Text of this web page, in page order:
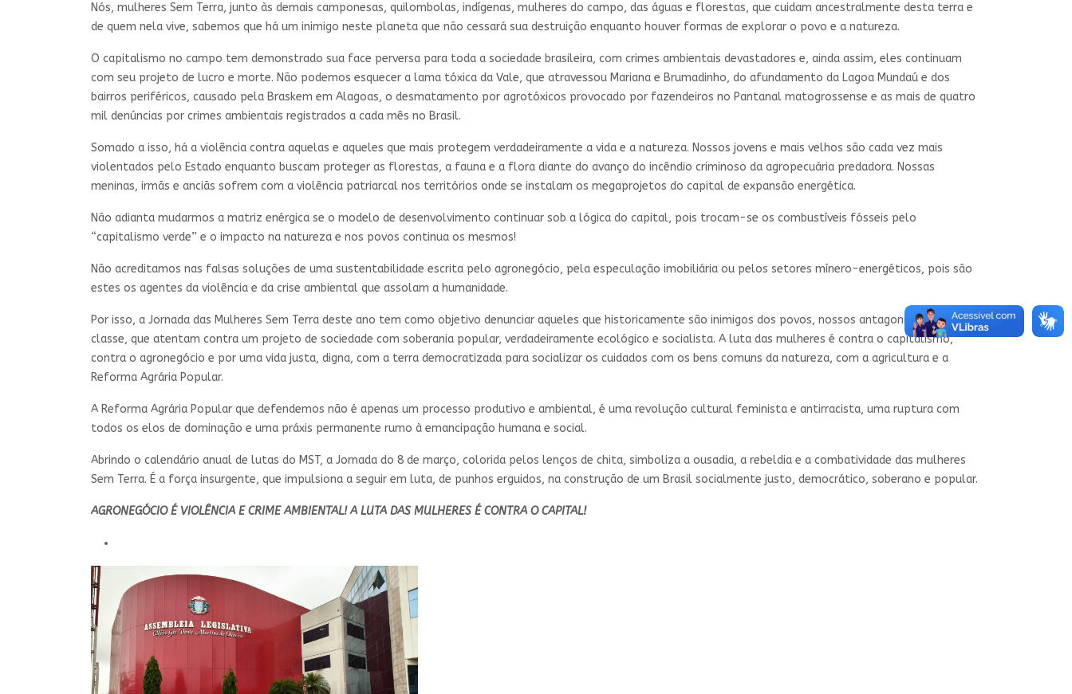
Nós, mulheres Sem Terra, junto às demais camponesas, quilombolas, indígenas, mulheres do campo, das águas e florestas, que cuidam ancestralmente desta terra e
de quem nela vive, sabemos que há um inimigo neste planeta que não cessará sua destruição enquanto houver formas de explorar o povo e a natureza.
O capitalismo no campo tem demonstrado sua face perversa para toda a sociedade brasileira, com crimes ambientais devastadores e, ainda assim, eles continuam
com seu projeto de lucro e morte. Não podemos esquecer a lama tóxica da Vale, que atravessou Mariana e Brumadinho, do afundamento da Lagoa Mundaú e dos
bairros periféricos, causado pela Braskem em Alagoas, o desmatamento por agrotóxicos provocado por fazendeiros no Pantanal matogrossense e as mais de quatro
mil denúncias por crimes ambientais registrados a cada mês no Brasil.
Somado a isso, há a violência contra aquelas e aqueles que mais protegem verdadeiramente a vida e a natureza. Nossos jovens e mais velhos são cada vez mais
violentados pelo Estado enquanto buscam proteger as florestas, a fauna e a flora diante do avanço do incêndio criminoso da agropecuária predadora. Nossas
meninas, irmãs e anciãs sofrem com a violência patriarcal nos territórios onde se instalam os megaprojetos do capital de expansão energética.
Não adianta mudarmos a matriz enérgica se o modelo de desenvolvimento continuar sob a lógica do capital, pois trocam-se os combustíveis fósseis pelo
“capitalismo verde” e o impacto na natureza e nos povos continua os mesmos!
Não acreditamos nas falsas soluções de uma sustentabilidade escrita pelo agronegócio, pela especulação imobiliária ou pelos setores mínero-energéticos, pois são
estes os agentes da violência e da crise ambiental que assolam a humanidade.
Por isso, a Jornada das Mulheres Sem Terra deste ano tem como objetivo denunciar aqueles que historicamente são inimigos dos povos, nossos antagonistas de
classe, que atentam contra um projeto de sociedade com soberania popular, verdadeiramente ecológico e socialista. A luta das mulheres é contra o capitalismo,
contra o agronegócio e por uma vida justa, digna, com a terra democratizada para socializar os cuidados com os bens comuns da natureza, com a agricultura e a
Reforma Agrária Popular.
A Reforma Agrária Popular que defendemos não é apenas um processo produtivo e ambiental, é uma revolução cultural feminista e antirracista, uma ruptura com
todos os elos de dominação e uma práxis permanente rumo à emancipação humana e social.
Abrindo o calendário anual de lutas do MST, a Jornada do 8 de março, colorida pelos lenços de chita, simboliza a ousadia, a rebeldia e a combatividade das mulheres
Sem Terra. É a força insurgente, que impulsiona a seguir em luta, de punhos erguidos, na construção de um Brasil socialmente justo, democrático, soberano e popular.
AGRONEGÓCIO É VIOLÊNCIA E CRIME AMBIENTAL! A LUTA DAS MULHERES É CONTRA O CAPITAL!